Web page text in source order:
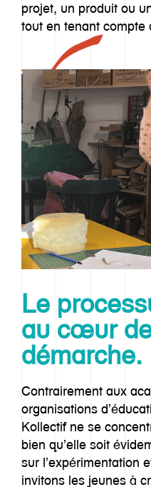
projet, un produit ou
tout en tenant compte
Le
au cœur
démarche.
Contrairement aux
organisations
Kollectif ne se
bien qu’elle soit
sur l’expérimentation
invitons les jeunes à